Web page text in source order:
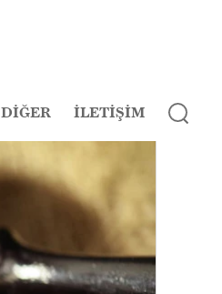
DİĞER İLETİŞİM